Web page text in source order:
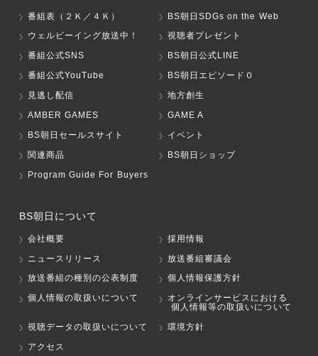
番組表（２Ｋ／４Ｋ）
BS朝日SDGs on the Web
ウェルビーイング放送中！
視聴者プレゼント
番組公式SNS
BS朝日公式LINE
番組公式YouTube
BS朝日エピソード０
見逃し配信
地方創生
AMBER GAMES
GAME A
BS朝日セールスサイト
イベント
関連商品
BS朝日ショップ
Program Guide For Buyers
BS朝日について
会社概要
採用情報
ニュースリリース
放送番組審議会
放送番組の種別の公表制度
個人情報保護方針
個人情報の取扱いについて
オンラインサービスにおける
個人情報等の取扱いについて
視聴データの取扱いについて
環境方針
アクセス